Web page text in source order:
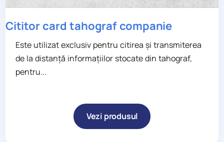
Cititor card tahograf companie
Este utilizat exclusiv pentru citirea și transmiterea
de la distanță informațiilor stocate din tahograf,
pentru...
Vezi produsul